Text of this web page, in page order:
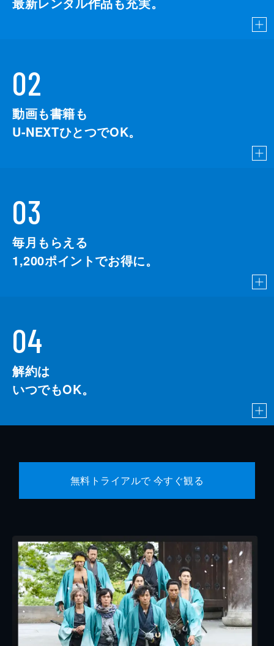
02
動画も書籍も
U-NEXTひとつでOK。
03
毎月もらえる
1,200ポイントでお得に。
04
解約は
いつでもOK。
無料トライアルで 今すぐ観る